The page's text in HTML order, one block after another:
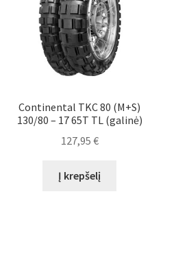
Continental TKC 80 (M+S)
130/80 – 17 65T TL (galinė)
127,95 €
Į krepšelį